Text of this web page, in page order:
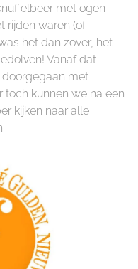
met ogen
rijden waren (of
het dan zover, het
Vanaf dat
met
toch kunnen we na een
kijken naar alle